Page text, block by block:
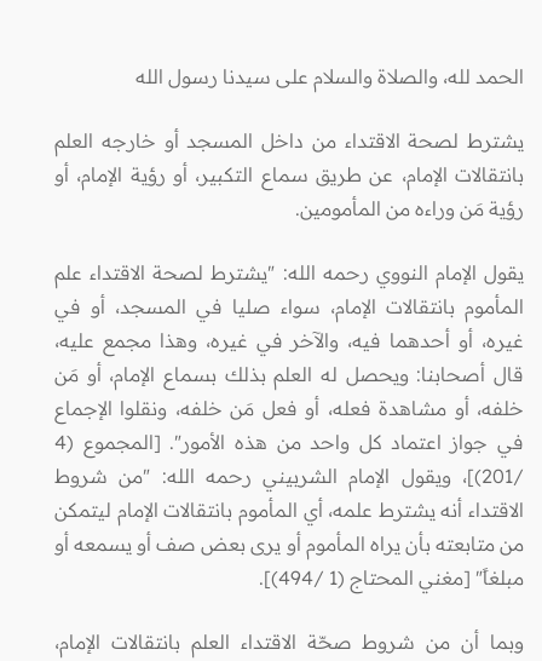
الحمد لله، والصلاة والسلام على سيدنا رسول الله
يشترط لصحة الاقتداء من داخل المسجد أو خارجه العلم
بانتقالات الإمام، عن طريق سماع التكبير، أو رؤية الإمام، أو
رؤية مَن وراءه من المأمومين.
يقول الإمام النووي رحمه الله: "يشترط لصحة الاقتداء علم
المأموم بانتقالات الإمام، سواء صليا في المسجد، أو في
غيره، أو أحدهما فيه، والآخر في غيره، وهذا مجمع عليه،
قال أصحابنا: ويحصل له العلم بذلك بسماع الإمام، أو مَن
خلفه، أو مشاهدة فعله، أو فعل مَن خلفه، ونقلوا الإجماع
في جواز اعتماد كل واحد من هذه الأمور". [المجموع (4
/201)]، ويقول الإمام الشربيني رحمه الله: "من شروط
الاقتداء أنه يشترط علمه، أي المأموم بانتقالات الإمام ليتمكن
من متابعته بأن يراه المأموم أو يرى بعض صف أو يسمعه أو
مبلغاً" [مغني المحتاج (1 /494)].
وبما أن من شروط صحّة الاقتداء العلم بانتقالات الإمام،